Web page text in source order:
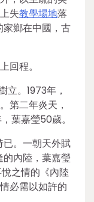
失教學場地落
家鄉在中國，古
回程。
立。1973年，
第二年炎天，
葉嘉瑩50歲。
已。一朝天外賦
的內陸，葉嘉瑩
之情的《內陸
必需以如許的